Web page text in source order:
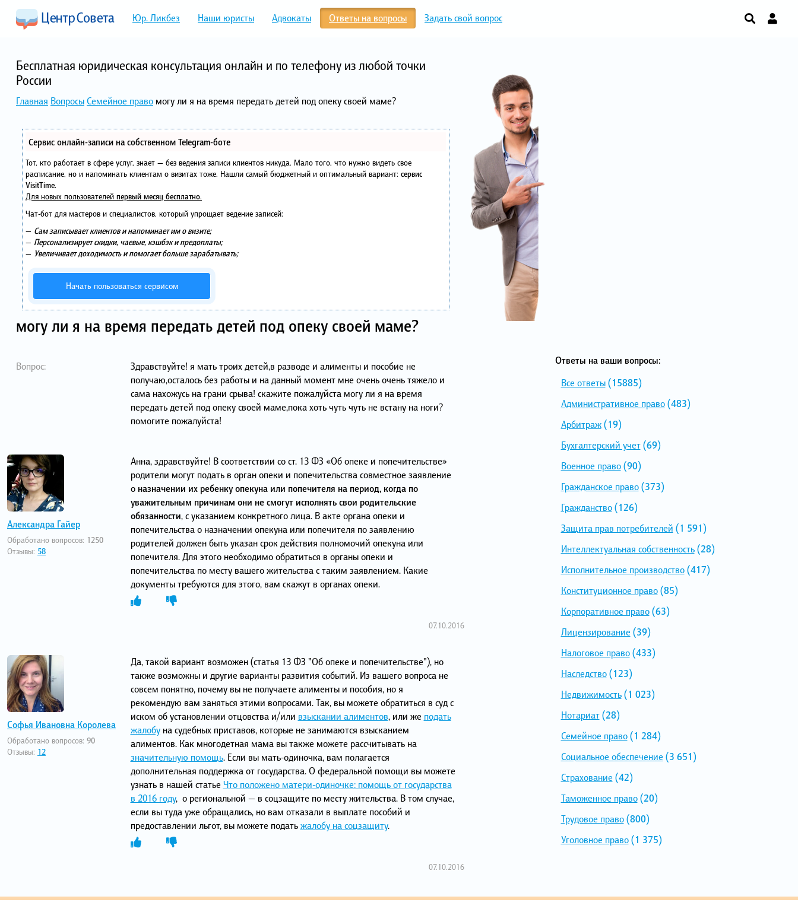
Юр. Ликбез Наши юристы Адвокаты Ответы на вопросы Задать свой вопрос
Бесплатная юридическая консультация онлайн и по телефону из любой точки
России
Главная ВопросыСемейное право могу ли я на время передать детей под опеку своей маме?
Сервис онлайн-записи на собственном Telegram-боте
Тот, кто работает в сфере услуг, знает — без ведения записи клиентов никуда. Мало того, что нужно видеть свое
расписание, но и напоминать клиентам о визитах тоже. Нашли самый бюджетный и оптимальный вариант: сервис
VisitTime.
Для новых пользователей первый месяц бесплатно.
Чат-бот для мастеров и специалистов, который упрощает ведение записей:
— Сам записывает клиентов и напоминает им о визите;
— Персонализирует скидки, чаевые, кэшбэк и предоплаты;
— Увеличивает доходимость и помогает больше зарабатывать;
Начать пользоваться сервисом
могу ли я на время передать детей под опеку своей маме?
Вопрос:
Здравствуйте! я мать троих детей,в разводе и алименты и пособие не
получаю,осталось без работы и на данный момент мне очень очень тяжело и
сама нахожусь на грани срыва! скажите пожалуйста могу ли я на время
передать детей под опеку своей маме,пока хоть чуть чуть не встану на ноги?
помогите пожалуйста!
Александра Гайер
Обработано вопросов: 1250
Отзывы: 58
Анна, здравствуйте! В соответствии со ст. 13 ФЗ «Об опеке и попечительстве»
родители могут подать в орган опеки и попечительства совместное заявление
о назначении их ребенку опекуна или попечителя на период, когда по
уважительным причинам они не смогут исполнять свои родительские
обязанности, с указанием конкретного лица. В акте органа опеки и
попечительства о назначении опекуна или попечителя по заявлению
родителей должен быть указан срок действия полномочий опекуна или
попечителя. Для этого необходимо обратиться в органы опеки и
попечительства по месту вашего жительства с таким заявлением. Какие
документы требуются для этого, вам скажут в органах опеки.
07.10.2016
Софья Ивановна Королева
Обработано вопросов: 90
Отзывы: 12
Да, такой вариант возможен (статья 13 ФЗ "Об опеке и попечительстве"), но
также возможны и другие варианты развития событий. Из вашего вопроса не
совсем понятно, почему вы не получаете алименты и пособия, но я
рекомендую вам заняться этими вопросами. Так, вы можете обратиться в суд с
иском об установлении отцовства и/или взыскании алиментов, или же подать
жалобуна судебных приставов, которые не занимаются взысканием
алиментов. Как многодетная мама вы также можете рассчитывать на
значительную помощь. Если вы мать-одиночка, вам полагается
дополнительная поддержка от государства. О федеральной помощи вы можете
узнать в нашей статье Что положено матери-одиночке: помощь от государства
в 2016 году, о региональной — в соцзащите по месту жительства. В том случае,
если вы туда уже обращались, но вам отказали в выплате пособий и
предоставлении льгот, вы можете податьжалобу на соцзащиту.
07.10.2016
Ответы на ваши вопросы:
Все ответы(15885)
Административное право(483)
Арбитраж(19)
Бухгалтерский учет(69)
Военное право(90)
Гражданское право(373)
Гражданство(126)
Защита прав потребителей (1 591)
Интеллектуальная собственность(28)
Исполнительное производство(417)
Конституционное право(85)
Корпоративное право(63)
Лицензирование (39)
Налоговое право(433)
Наследство(123)
Недвижимость(1 023)
Нотариат(28)
Семейное право(1 284)
Социальное обеспечение (3 651)
Страхование (42)
Таможенное право(20)
Трудовое право(800)
Уголовное право(1 375)